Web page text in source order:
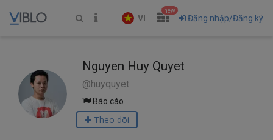
VI
new
Đăng nhập/Đăng ký
Nguyen Huy Quyet
@huyquyet
Báo cáo
Theo dõi